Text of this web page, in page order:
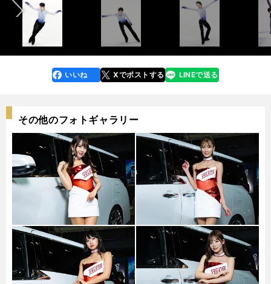
faceboo
k
いいね Xでポストする
line LINEで送る
その他のフォトギャラリー